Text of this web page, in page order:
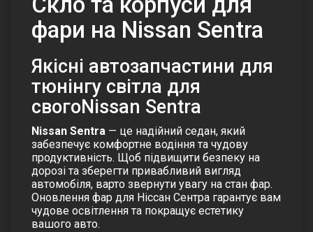
фари на Nissan Sentra
Якісні автозапчастини для
тюнінгу світла для
свогоNissan Sentra
Nissan Sentra — це надійний седан, який
забезпечує комфортне водіння та чудову
продуктивність. Щоб підвищити безпеку на
дорозі та зберегти привабливий вигляд
автомобіля, варто звернути увагу на стан фар.
Оновлення фар для Ніссан Сентра гарантує вам
чудове освітлення та покращує естетику
вашого авто.